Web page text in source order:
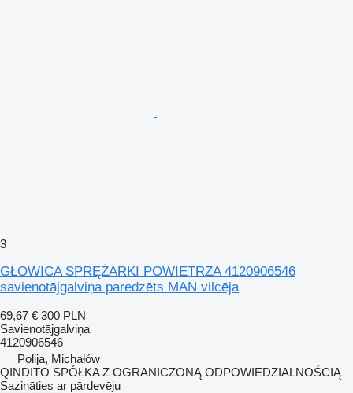
3
GŁOWICA SPRĘŻARKI POWIETRZA 4120906546
savienotājgalviņa paredzēts MAN vilcēja
69,67 € 300 PLN
Savienotājgalviņa
4120906546
Polija, Michałów
QINDITO SPÓŁKA Z OGRANICZONĄ ODPOWIEDZIALNOŚCIĄ
Sazināties ar pārdevēju